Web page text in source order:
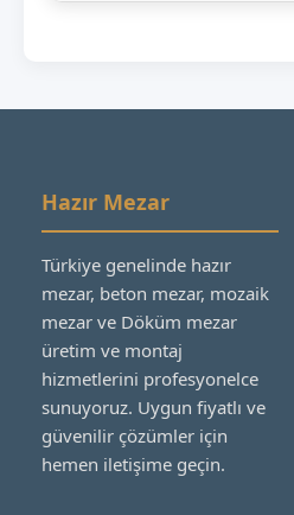
Hazır Mezar
Türkiye genelinde hazır
mezar, beton mezar, mozaik
mezar ve Döküm mezar
üretim ve montaj
hizmetlerini profesyonelce
sunuyoruz. Uygun fiyatlı ve
güvenilir çözümler için
hemen iletişime geçin.